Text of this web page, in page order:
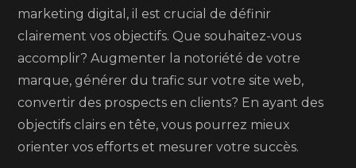
marketing digital, il est crucial de définir
clairement vos objectifs. Que souhaitez-vous
accomplir? Augmenter la notoriété de votre
marque, générer du trafic sur votre site web,
convertir des prospects en clients? En ayant des
objectifs clairs en tête, vous pourrez mieux
orienter vos efforts et mesurer votre succès.